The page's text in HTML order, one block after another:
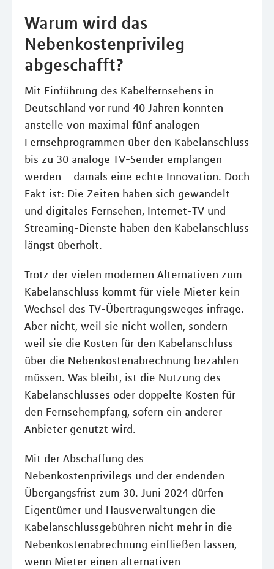
Warum wird das
Nebenkostenprivileg
abgeschafft?
Mit Einführung des Kabelfernsehens in
Deutschland vor rund 40 Jahren konnten
anstelle von maximal fünf analogen
Fernsehprogrammen über den Kabelanschluss
bis zu 30 analoge TV-Sender empfangen
werden – damals eine echte Innovation. Doch
Fakt ist: Die Zeiten haben sich gewandelt
und digitales Fernsehen, Internet-TV und
Streaming-Dienste haben den Kabelanschluss
längst überholt.
Trotz der vielen modernen Alternativen zum
Kabelanschluss kommt für viele Mieter kein
Wechsel des TV-Übertragungsweges infrage.
Aber nicht, weil sie nicht wollen, sondern
weil sie die Kosten für den Kabelanschluss
über die Nebenkostenabrechnung bezahlen
müssen. Was bleibt, ist die Nutzung des
Kabelanschlusses oder doppelte Kosten für
den Fernsehempfang, sofern ein anderer
Anbieter genutzt wird.
Mit der Abschaffung des
Nebenkostenprivilegs und der endenden
Übergangsfrist zum 30. Juni 2024 dürfen
Eigentümer und Hausverwaltungen die
Kabelanschlussgebühren nicht mehr in die
Nebenkostenabrechnung einfließen lassen,
wenn Mieter einen alternativen